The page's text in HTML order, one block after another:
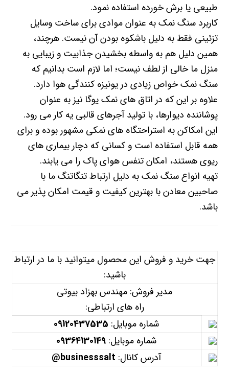
طبیعی یا برش خورده استفاده نمود.
کاربرد سنگ نمک به عنوان موادی برای ساخت وسایل
تزئینی فقط به دلیل باشکوه بودن آن نیست. هرچند،
همین دلیل هم به واسطه بخشیدن جذابیت و زیبایی به
منزل ما خالی از لطف نیست؛ اما لازم است بدانیم که
سنگ نمک خواص زیادی در یونیزه کنندگی هوا دارد.
علاوه بر این که در اتاق های نمک یوگا نیز به عنوان
پوشاننده دیوارها، با تولید آجرهای قالبی یه کار می رود.
این امکاکن به استراحتگاه های نمکی مشهور بوده و برای
همه قابل استفاده است و کسانی که دچار بیماری های
ریوی هستند، امکان تنفس هوای پاک را می یابند.
تهیه انواع سنگ نمک به دلیل ارتباط تنگاتنگ ما با
صاحبین معادن با بهترین کیفیت و قیمت امکان پذیر می
باشد.
جهت خرید و فروش این محصول میتوانید با ما در ارتباط
باشید:
مدیر فروش: مهندس بهزاد بیوتی
راه های ارتباطی:
شماره موبایل: 09120437535
شماره موبایل: 09364130149
آدرس کانال: businesssalt@